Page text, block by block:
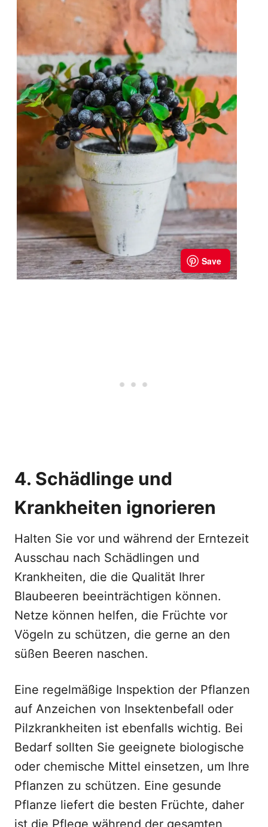
4. Schädlinge und
Krankheiten ignorieren
Halten Sie vor und während der Erntezeit
Ausschau nach Schädlingen und
Krankheiten, die die Qualität Ihrer
Blaubeeren beeinträchtigen können.
Netze können helfen, die Früchte vor
Vögeln zu schützen, die gerne an den
süßen Beeren naschen.
Eine regelmäßige Inspektion der Pflanzen
auf Anzeichen von Insektenbefall oder
Pilzkrankheiten ist ebenfalls wichtig. Bei
Bedarf sollten Sie geeignete biologische
oder chemische Mittel einsetzen, um Ihre
Pflanzen zu schützen. Eine gesunde
Pflanze liefert die besten Früchte, daher
ist die Pflege während der gesamten